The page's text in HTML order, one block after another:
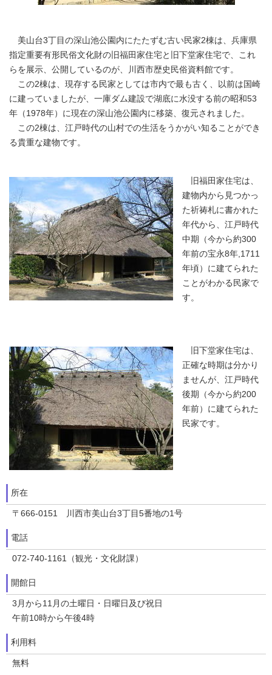
美山台3丁目の深山池公園内にたたずむ古い民家2棟は、兵庫県
指定重要有形民俗文化財の旧福田家住宅と旧下堂家住宅で、これ
らを展示、公開しているのが、川西市歴史民俗資料館です。
この2棟は、現存する民家としては市内で最も古く、以前は国崎
に建っていましたが、一庫ダム建設で湖底に水没する前の昭和53
年（1978年）に現在の深山池公園内に移築、復元されました。
この2棟は、江戸時代の山村での生活をうかがい知ることができ
る貴重な建物です。
旧福田家住宅は、
建物内から見つかっ
た祈祷札に書かれた
年代から、江戸時代
中期（今から約300
年前の宝永8年,1711
年頃）に建てられた
ことがわかる民家で
す。
旧下堂家住宅は、
正確な時期は分かり
ませんが、江戸時代
後期（今から約200
年前）に建てられた
民家です。
所在
〒666-0151 川西市美山台3丁目5番地の1号
電話
072-740-1161（観光・文化財課）
開館日
3月から11月の土曜日・日曜日及び祝日
午前10時から午後4時
利用料
無料